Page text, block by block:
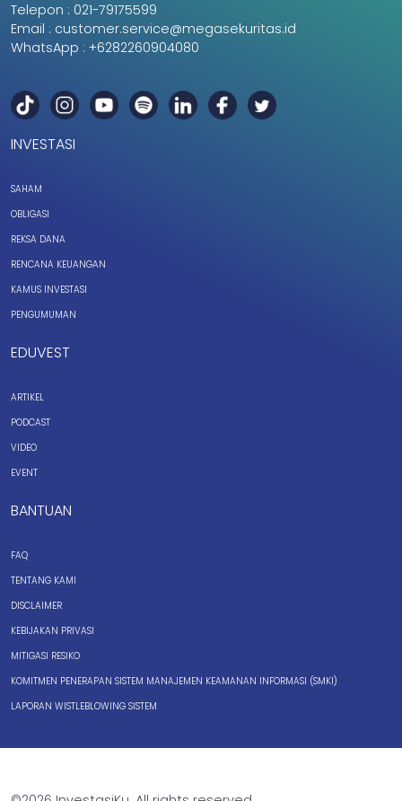
Telepon : 021-79175599
Email : customer.service@megasekuritas.id
WhatsApp : +6282260904080
INVESTASI
SAHAM
OBLIGASI
REKSA DANA
RENCANA KEUANGAN
KAMUS INVESTASI
PENGUMUMAN
EDUVEST
ARTIKEL
PODCAST
VIDEO
EVENT
BANTUAN
FAQ
TENTANG KAMI
DISCLAIMER
KEBIJAKAN PRIVASI
MITIGASI RESIKO
KOMITMEN PENERAPAN SISTEM MANAJEMEN KEAMANAN INFORMASI (SMKI)
LAPORAN WISTLEBLOWING SISTEM